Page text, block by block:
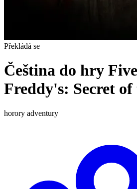
Překládá se
Čeština do hry
Freddy's: Secret
horory adventury